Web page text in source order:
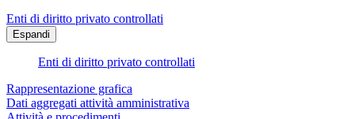
Enti di diritto privato controllati
Espandi
Enti di diritto privato controllati
Rappresentazione grafica
Dati aggregati attività amministrativa